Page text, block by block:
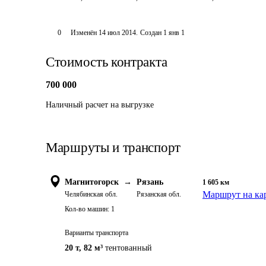
0 Изменён 14 июл 2014. Создан 1 янв 1
Стоимость контракта
700 000
Наличный расчет на выгрузке
Маршруты и транспорт
Магнитогорск →
Челябинская обл.
Рязань
Рязанская обл.
1 605 км
Маршрут на
Кол-во машин: 1
Варианты транспорта
20 т, 82 м³ тентованный